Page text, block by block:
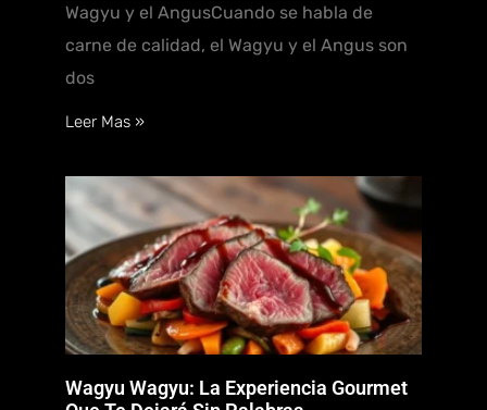
Wagyu y el AngusCuando se habla de
carne de calidad, el Wagyu y el Angus son
dos
Leer Mas »
Wagyu Wagyu: La Experiencia Gourmet